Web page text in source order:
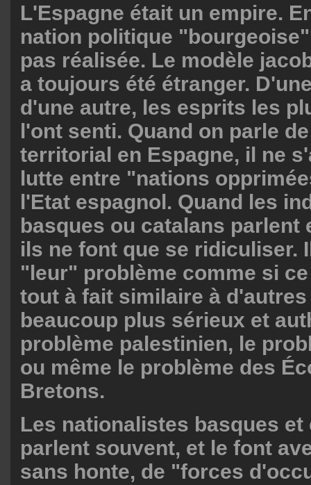
L'Espagne était un empire.
nation politique
pas réalisée. Le modèle
a toujours été étranger.
d'une autre, les esprits les
l'ont senti. Quand on parle
territorial en Espagne, il ne
lutte entre "nations
l'Etat espagnol. Quand les
basques ou catalans parlent
ils ne font que se ridiculiser.
"leur" problème comme si
tout à fait similaire à
beaucoup plus sérieux et
problème palestinien, le
ou même le problème des
Bretons.
Les nationalistes basques et
parlent souvent, et le font
sans honte, de "forces